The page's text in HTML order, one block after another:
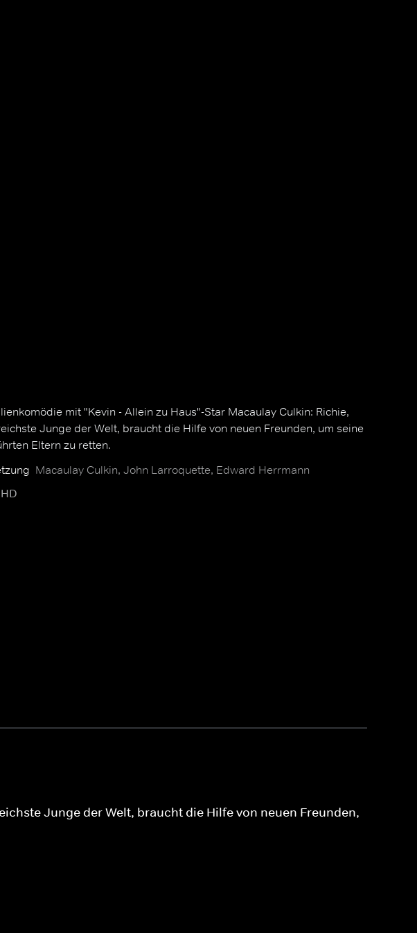
mit "Kevin - Allein zu Haus"-Star Macaulay Culkin: Richie,
Junge der Welt, braucht die Hilfe von neuen Freunden, um seine
Eltern zu retten.
Macaulay Culkin, John Larroquette, Edward Herrmann
HD
Junge der Welt, braucht die Hilfe von neuen Freunden,